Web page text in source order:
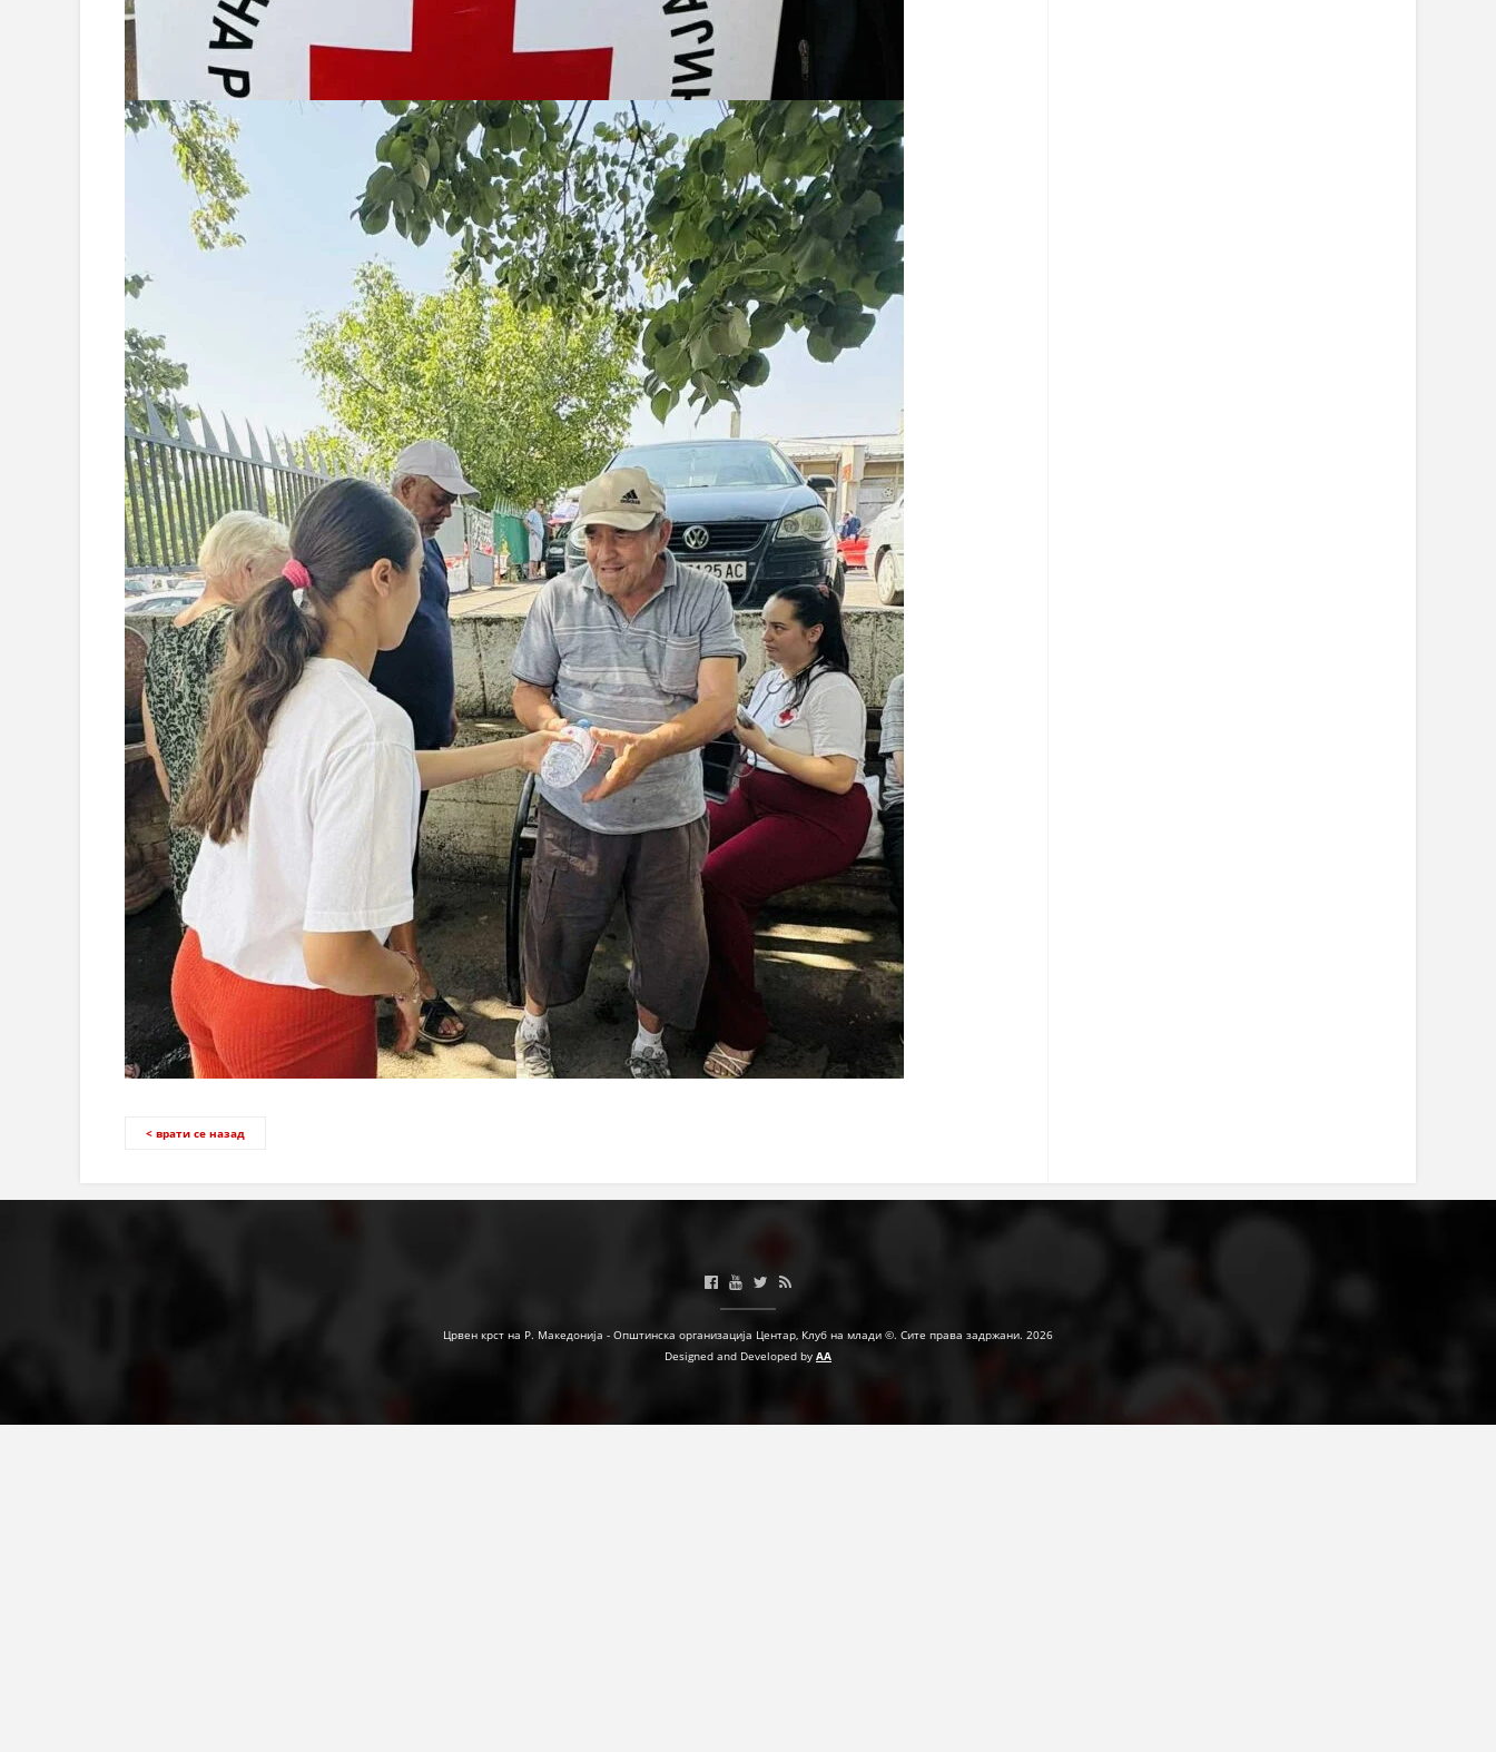
ПОСТЕРИ
ПРЕЗЕНТАЦИИ
< врати се назад
Црвен крст на Р. Македонија - Општинска организација Центар, Клуб на млади ©. Сите права задржани. 2026
Designed and Developed by AA